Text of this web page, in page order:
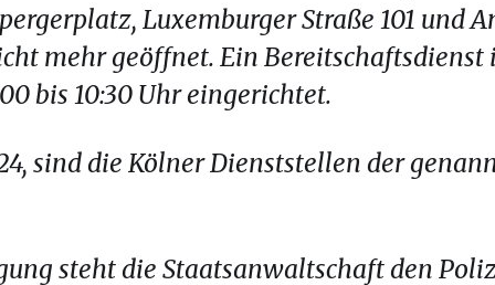
Luxemburger Straße 101 und
mehr geöffnet. Ein
bis 10:30 Uhr eingerichtet.
sind die Kölner Dienststellen der
steht die Staatsanwaltschaft den